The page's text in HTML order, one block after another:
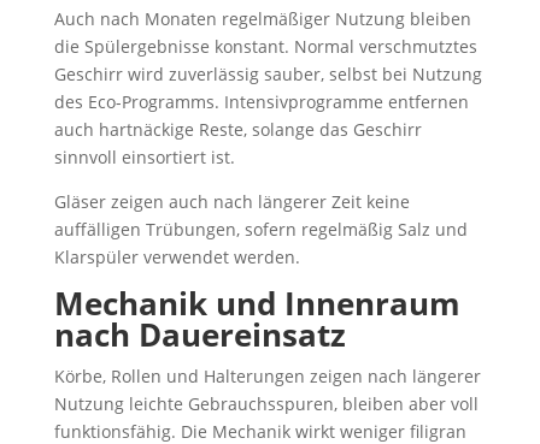
Auch nach Monaten regelmäßiger Nutzung bleiben
die Spülergebnisse konstant. Normal verschmutztes
Geschirr wird zuverlässig sauber, selbst bei Nutzung
des Eco-Programms. Intensivprogramme entfernen
auch hartnäckige Reste, solange das Geschirr
sinnvoll einsortiert ist.
Gläser zeigen auch nach längerer Zeit keine
auffälligen Trübungen, sofern regelmäßig Salz und
Klarspüler verwendet werden.
Mechanik und Innenraum
nach Dauereinsatz
Körbe, Rollen und Halterungen zeigen nach längerer
Nutzung leichte Gebrauchsspuren, bleiben aber voll
funktionsfähig. Die Mechanik wirkt weniger filigran